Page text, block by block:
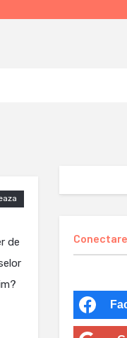
de
Conectare